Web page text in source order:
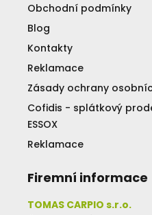
Obchodní podmínky
Blog
Kontakty
Reklamace
Zásady ochrany
Cofidis - splátkový
ESSOX
Reklamace
Firemní informace
TOMAS CARPIO s.r.o.